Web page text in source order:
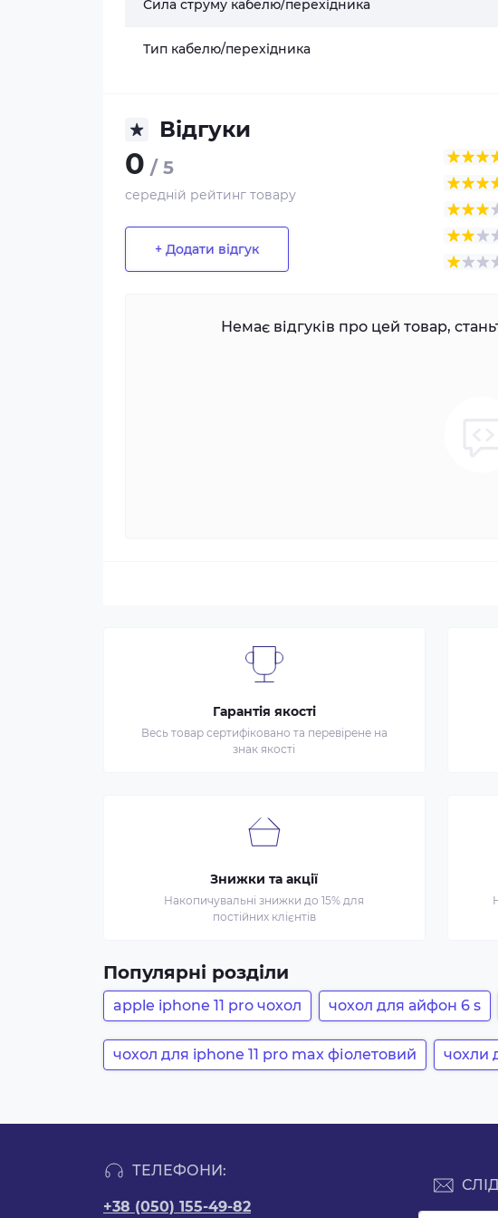
Сила струму кабелю/перехідника
Тип кабелю/перехідника
Відгуки
0 / 5
середній рейтинг товару
+ Додати відгук
Немає відгуків про цей товар,
Гарантія якості
Весь товар сертифіковано та перевірене на
знак якості
Знижки та акції
Накопичувальні знижки до 15% для
постійних клієнтів
Популярні розділи
apple iphone 11 pro чохол чохол для айфон 6 s
чохол для iphone 11 pro max фіолетовий чохли
ТЕЛЕФОНИ:
+38 (050) 155-49-82